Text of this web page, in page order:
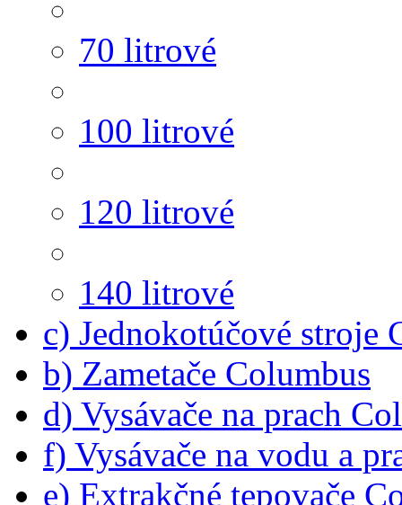
70 litrové
100 litrové
120 litrové
140 litrové
c) Jednokotúčové stroje
b) Zametače Columbus
d) Vysávače na prach
f) Vysávače na vodu a
e) Extrakčné tepovače